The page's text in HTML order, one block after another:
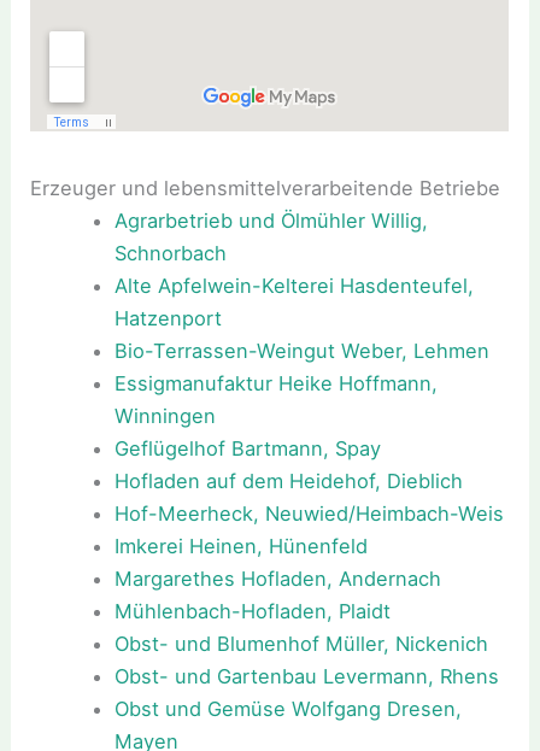
Erzeuger und lebensmittelverarbeitende Betriebe
Agrarbetrieb und Ölmühler Willig,
Schnorbach
Alte Apfelwein-Kelterei Hasdenteufel,
Hatzenport
Bio-Terrassen-Weingut Weber, Lehmen
Essigmanufaktur Heike Hoffmann,
Winningen
Geflügelhof Bartmann, Spay
Hofladen auf dem Heidehof, Dieblich
Hof-Meerheck, Neuwied/Heimbach-Weis
Imkerei Heinen, Hünenfeld
Margarethes Hofladen, Andernach
Mühlenbach-Hofladen, Plaidt
Obst- und Blumenhof Müller, Nickenich
Obst- und Gartenbau Levermann, Rhens
Obst und Gemüse Wolfgang Dresen,
Mayen